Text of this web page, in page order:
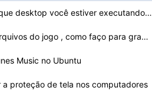
Como verificar que desktop você estiver executando em …
Já tenho PS3 arquivos do jogo , como faço para gravá…
Music no Ubuntu
a proteção de tela nos computadores